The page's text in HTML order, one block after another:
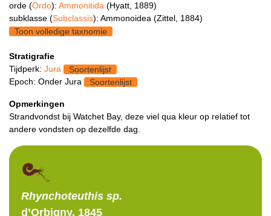
orde (Ordo): Ammonitida (Hyatt, 1889)
subklasse (Subclassis): Ammonoidea (Zittel, 1884)
Toon volledige taxnomie
Stratigrafie
Tijdperk: Jura
Soortenlijst
Epoch: Onder Jura
Soortenlijst
Opmerkingen
Strandvondst bij Watchet Bay, deze viel qua kleur op relatief tot
andere vondsten op dezelfde dag.
Rhynchoteuthis sp.
d’Orbigny, 1845